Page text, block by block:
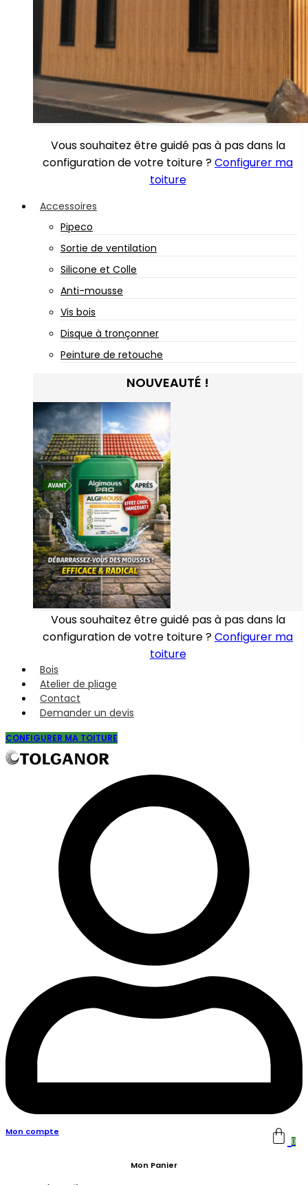
Vous souhaitez être guidé pas à pas dans la
configuration de votre toiture ?Configurer ma
toiture
Accessoires
Pipeco
Sortie de ventilation
Silicone et Colle
Anti-mousse
Vis bois
Disque à tronçonner
Peinture de retouche
NOUVEAUTÉ !
Vous souhaitez être guidé pas à pas dans la
configuration de votre toiture ?Configurer ma
toiture
Bois
Atelier de pliage
Contact
Demander un devis
CONFIGURER MA TOITURE
Mon compte
0
Mon Panier